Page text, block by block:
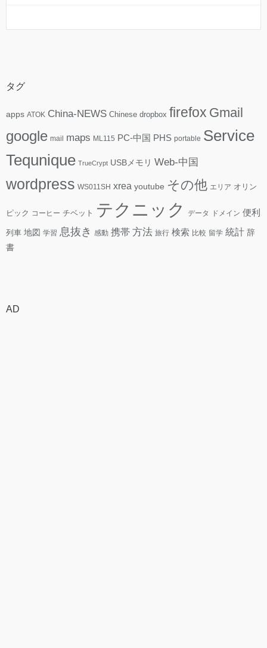
タグ
apps ATOK China-NEWS Chinese dropbox firefox Gmail
google mail maps ML115 PC-中国 PHS portable Service
Tequnique TrueCrypt USBメモリ Web-中国
wordpress WS011SH xrea youtube その他 エリア オリン
ピック コーヒー チベット テクニック データ ドメイン 便利
列車 地図 学習 息抜き 感動 携帯 方法 旅行 検索 比較 留学 統計 辞
書
AD